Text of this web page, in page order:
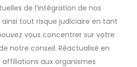
de l’intégration de nos
tout risque judiciaire en tant
vous concentrer sur votre
notre conseil. Réactualisé en
aux organismes